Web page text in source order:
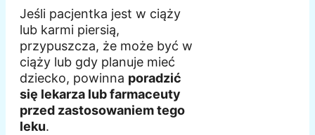
Jeśli pacjentka jest w ciąży
lub karmi piersią,
przypuszcza, że może być w
ciąży lub gdy planuje mieć
dziecko, powinna poradzić
się lekarza lub farmaceuty
przed zastosowaniem tego
leku.